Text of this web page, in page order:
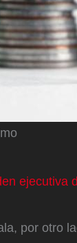
ejecutiva
por otro